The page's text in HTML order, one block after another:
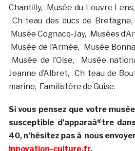
Chantilly, Musée du Louvre
Ch teau des ducs de Bretagne,
Musée Cognacq-Jay, Musées
Musée de l’Armée, Musée
Musée de l’Oise, Musée
Jeanne d’Albret, Ch teau de
marine, Familistère de Guise.
Si vous pensez que votre
susceptible d’apparaà®tre
40, n’hésitez pas à nous
innovation-culture.fr.